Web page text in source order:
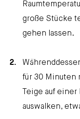
große Stücke
gehen lassen.
für 30 Minuten
Teige auf
auswalken,